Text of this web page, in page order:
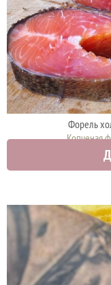
Форель
Копченая